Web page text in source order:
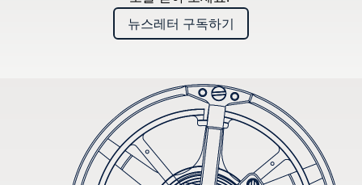
뉴스레터 구독하기